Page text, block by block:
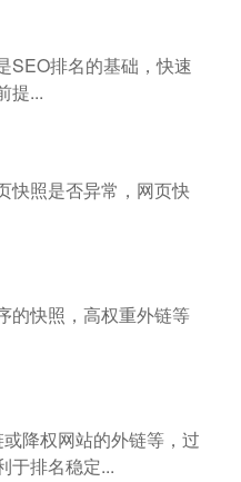
SEO排名的基础，快速
提...
快照是否异常，网页快
的快照，高权重外链等
降权网站的外链等，过
于排名稳定...